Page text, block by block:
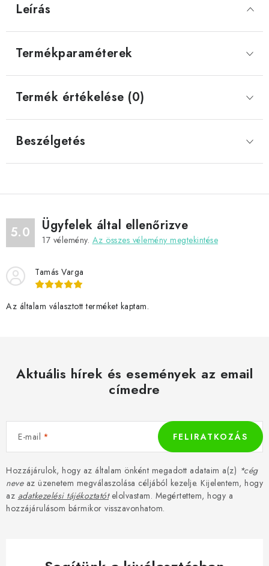
Leírás
Termékparaméterek
Termék értékelése (0)
Beszélgetés
5.0 Ügyfelek által ellenőrizve
17 vélemény. Az összes vélemény megtekintése
Tamás Varga
Az általam választott terméket kaptam.
Aktuális hírek és események az email
címedre
E-mail
Hozzájárulok, hogy az általam önként megadott adataim a(z) *cég
neveaz üzenetem megválaszolása céljából kezelje. Kijelentem, hogy
az adatkezelési tájékoztatótelolvastam. Megértettem, hogy a
hozzájárulásom bármikor visszavonhatom.
FELIRATKOZÁS